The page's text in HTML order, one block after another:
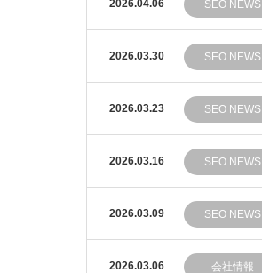
2026.04.06 SEO NEWS
2026.03.30 SEO NEWS
2026.03.23 SEO NEWS
2026.03.16 SEO NEWS
2026.03.09 SEO NEWS
2026.03.06 会社情報